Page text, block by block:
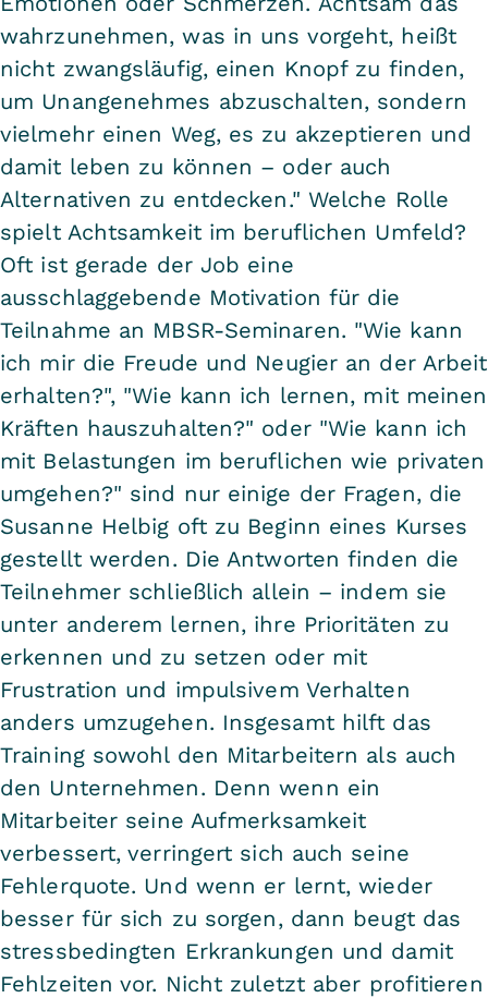
wahrzunehmen, was in uns vorgeht, heißt
nicht zwangsläufig, einen Knopf zu finden,
um Unangenehmes abzuschalten, sondern
vielmehr einen Weg, es zu akzeptieren und
damit leben zu können – oder auch
Alternativen zu entdecken." Welche Rolle
spielt Achtsamkeit im beruflichen Umfeld?
Oft ist gerade der Job eine
ausschlaggebende Motivation für die
Teilnahme an MBSR-Seminaren. "Wie kann
ich mir die Freude und Neugier an der Arbeit
erhalten?", "Wie kann ich lernen, mit meinen
Kräften hauszuhalten?" oder "Wie kann ich
mit Belastungen im beruflichen wie privaten
umgehen?" sind nur einige der Fragen, die
Susanne Helbig oft zu Beginn eines Kurses
gestellt werden. Die Antworten finden die
Teilnehmer schließlich allein – indem sie
unter anderem lernen, ihre Prioritäten zu
erkennen und zu setzen oder mit
Frustration und impulsivem Verhalten
anders umzugehen. Insgesamt hilft das
Training sowohl den Mitarbeitern als auch
den Unternehmen. Denn wenn ein
Mitarbeiter seine Aufmerksamkeit
verbessert, verringert sich auch seine
Fehlerquote. Und wenn er lernt, wieder
besser für sich zu sorgen, dann beugt das
stressbedingten Erkrankungen und damit
Fehlzeiten vor. Nicht zuletzt aber profitieren